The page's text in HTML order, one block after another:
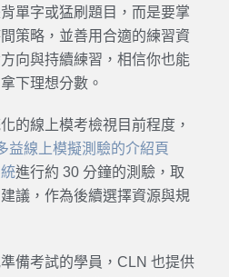
單字或猛刷題目，而是要掌
策略，並善用合適的練習資
向與持續練習，相信你也能
下理想分數。
的線上模考檢視目前程度，
益線上模擬測驗的介紹頁
進行約 30 分鐘的測驗，取
議，作為後續選擇資源與規
備考試的學員，CLN 也提供